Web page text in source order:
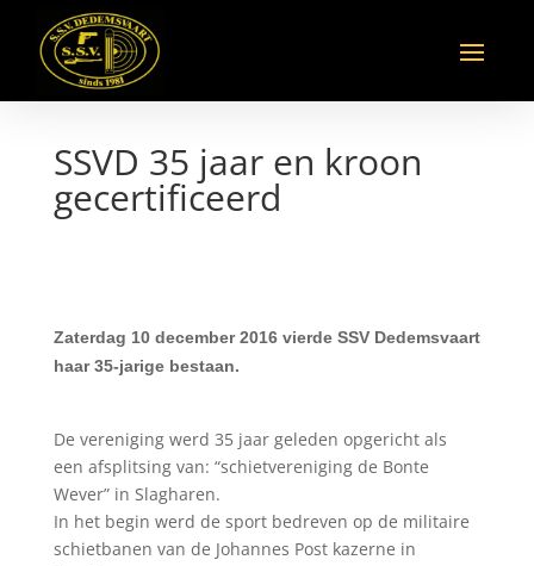
SSVD 35 jaar en kroon
gecertificeerd
Zaterdag 10 december 2016 vierde SSV Dedemsvaart
haar 35-jarige bestaan.
De vereniging werd 35 jaar geleden opgericht als
een afsplitsing van: “schietvereniging de Bonte
Wever” in Slagharen.
In het begin werd de sport bedreven op de militaire
schietbanen van de Johannes Post kazerne in